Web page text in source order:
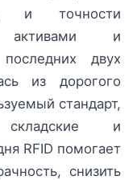
и точности
активами и
двух
из дорогого
стандарт,
складские и
RFID помогает
снизить